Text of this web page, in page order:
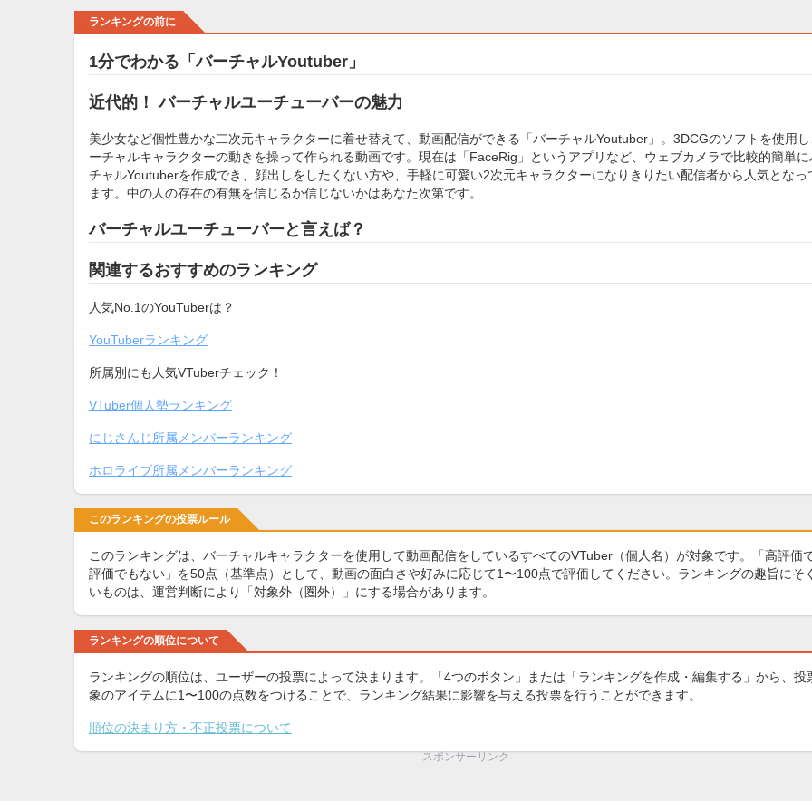
ランキングの前に
1分でわかる「バーチャルYoutuber」
近代的！ バーチャルユーチューバーの魅力
美少女など個性豊かな二次元キャラクターに着せ替えて、動画配信ができる「バーチャルYoutuber」。3DCGのソフトを使用
ーチャルキャラクターの動きを操って作られる動画です。現在は「FaceRig」というアプリなど、ウェブカメラで比較的簡単に
チャルYoutuberを作成でき、顔出しをしたくない方や、手軽に可愛い2次元キャラクターになりきりたい配信者から人気となっ
ます。中の人の存在の有無を信じるか信じないかはあなた次第です。
バーチャルユーチューバーと言えば？
関連するおすすめのランキング
人気No.1のYouTuberは？
YouTuberランキング
所属別にも人気VTuberチェック！
VTuber個人勢ランキング
にじさんじ所属メンバーランキング
ホロライブ所属メンバーランキング
このランキングの投票ルール
このランキングは、バーチャルキャラクターを使用して動画配信をしているすべてのVTuber（個人名）が対象です。「高評価
評価でもない」を50点（基準点）として、動画の面白さや好みに応じて1〜100点で評価してください。ランキングの趣旨にそ
いものは、運営判断により「対象外（圏外）」にする場合があります。
ランキングの順位について
ランキングの順位は、ユーザーの投票によって決まります。「4つのボタン」または「ランキングを作成・編集する」から、投
象のアイテムに1〜100の点数をつけることで、ランキング結果に影響を与える投票を行うことができます。
順位の決まり方・不正投票について
スポンサーリンク